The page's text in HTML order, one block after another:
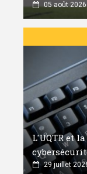
05 août 2026
L'UQTR et
29 juillet